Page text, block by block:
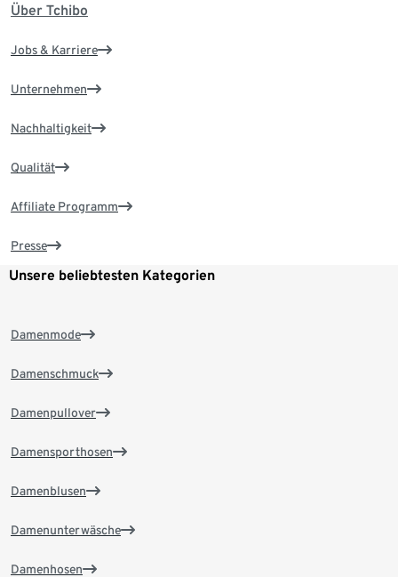
Über Tchibo
Jobs & Karriere
Unternehmen
Nachhaltigkeit
Qualität
Affiliate Programm
Presse
Unsere beliebtesten Kategorien
Damenmode
Damenschmuck
Damenpullover
Damensporthosen
Damenblusen
Damenunterwäsche
Damenhosen